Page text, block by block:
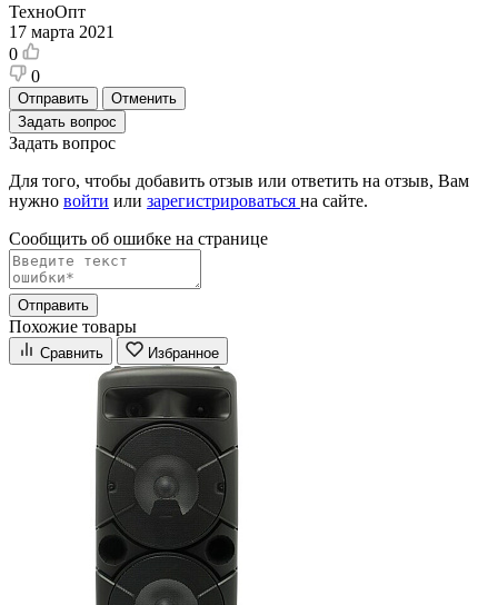
ТехноОпт
17 марта 2021
0
0
Отправить
Отменить
Задать вопрос
Задать вопрос
Для того, чтобы добавить отзыв или ответить на отзыв, Вам
нужно войти или зарегистрироваться на сайте.
Сообщить об ошибке на страницe
Отправить
Похожие товары
Сравнить Избранное